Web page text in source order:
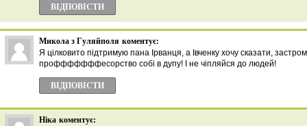
ВІДПОВІCТИ
Микола з Гуляйполя коментує:
Я цілковито підтримую пана Ірванця, а Івченку хочу сказати,
профффффффесорство собі в дупу! І не чіпляйся до людей!
ВІДПОВІCТИ
Ніка коментує: